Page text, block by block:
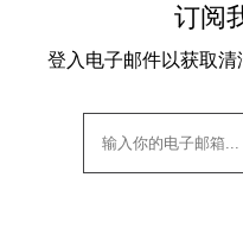
订阅
登入电子邮件以获取清